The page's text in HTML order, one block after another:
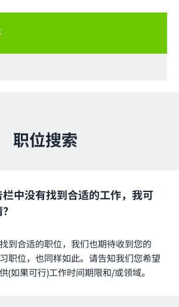
职位搜索
中没有找到合适的工作，我可
到合适的职位，我们也期待收到您的
职位，也同样如此。请告知我们您希望
(如果可行)工作时间期限和/或领域。